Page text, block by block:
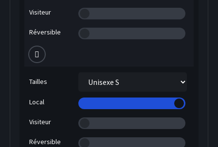
Visiteur
Réversible
Tailles
Local
Visiteur
Réversible